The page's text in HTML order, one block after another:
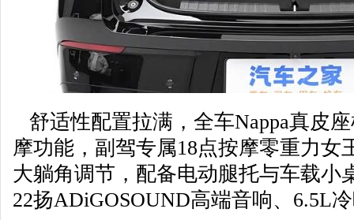
舒适性配置拉满，全车Nappa真皮
摩功能，副驾专属18点按摩零重力女
大躺角调节，配备电动腿托与车载小
22扬ADiGOSOUND高端音响、6.5L